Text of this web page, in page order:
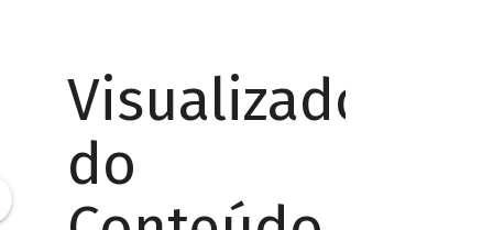
Visualizador
do